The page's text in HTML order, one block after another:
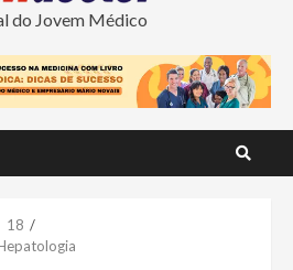
do Jovem Médico
18